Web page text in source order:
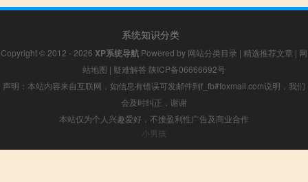
系统知识分类
Copyright © 2012 - 2026 XP系统导航 Powered by 网站分类目录 | 精选推荐文章 | 网
站地图 | 疑难解答 陕ICP备06666692号
声明：本站内容来自互联网，如信息有错误可发邮件到f_fb#foxmail.com说明，我们
会及时纠正，谢谢
本站仅为个人兴趣爱好，不接盈利性广告及商业合作
小男孩